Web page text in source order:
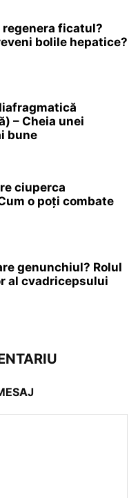
ficatul?
bolile hepatice?
– Cheia unei
bune
ciuperca
o poți combate
genunchiul? Rolul
al cvadricepsului